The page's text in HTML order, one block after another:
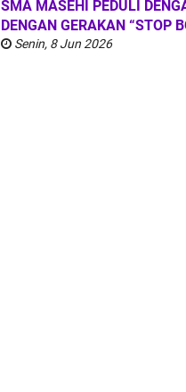
SMA MASEHI PEDULI
DENGAN GERAKAN “STOP
Senin, 8 Jun 2026